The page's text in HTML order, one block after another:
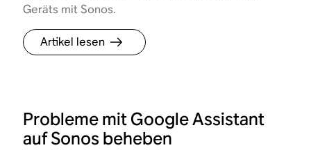
Geräts mit Sonos.
Artikel lesen
Probleme mit Google Assistant
auf Sonos beheben